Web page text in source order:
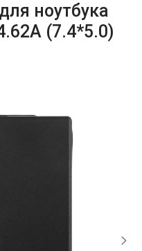
ноутбука
(7.4*5.0)